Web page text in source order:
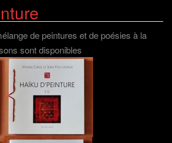
de peintures et de poésies à la
sont disponibles